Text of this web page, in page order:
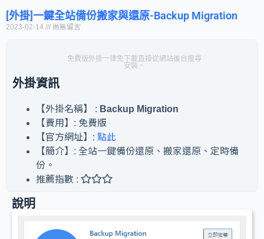
[外掛]一鍵全站備份搬家與還原-Backup Migration
2023-02-14 尚無留言
免費版外掛一律免下載直接從網站後台搜尋
安裝。
外掛資訊
【外掛名稱】 : Backup Migration
【費用】: 免費版
【官方網址】: 點此
【簡介】: 全站一鍵備份還原、搬家還原、定時備
份。
推薦指數 : ⭐⭐⭐
說明